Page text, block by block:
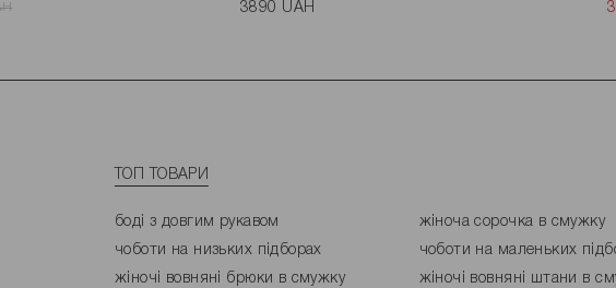
3890 UAH
ТОП ТОВАРИ
боді з довгим рукавом
жіноча сорочка в смужку
чоботи на низьких підборах
чоботи на маленьких
жіночі вовняні брюки в смужку
жіночі вовняні штани в